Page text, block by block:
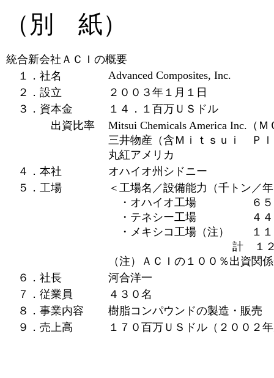
（別 紙）
統合新会社ＡＣＩの概要
１．社名
Advanced Composites, Inc.
２．設立
２００３年１月１日
３．資本金
１４．１百万ＵＳドル
出資比率
Mitsui Chemicals America Inc.（
三井物産（含Ｍｉｔｓｕｉ Ｐ
丸紅アメリカ
４．本社
オハイオ州シドニー
５．工場
＜工場名／設備能力（千トン／
・オハイオ工場 ６５
・テネシー工場 ４４
・メキシコ工場（注） １１
計 １２
（注）ＡＣＩの１００％出資関
６．社長
河合洋一
７．従業員
４３０名
８．事業内容
樹脂コンパウンドの製造・販売
９．売上高
１７０百万ＵＳドル（２００２